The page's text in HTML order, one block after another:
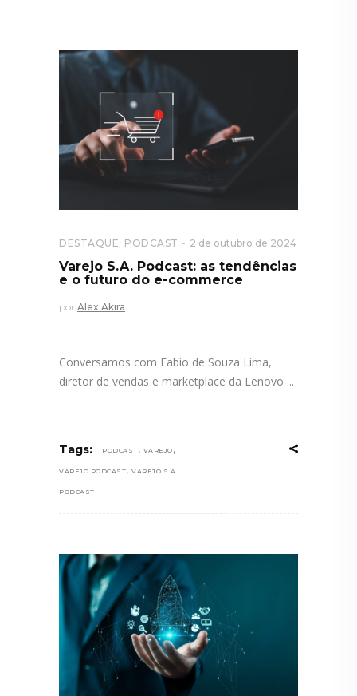
DESTAQUE PODCAST 2 de outubro de 2024
Varejo S.A. Podcast: as tendências
e o futuro do e-commerce
por Alex Akira
Conversamos com Fabio de Souza Lima,
diretor de vendas e marketplace da Lenovo
Tags: PODCAST , VAREJO ,
VAREJO PODCAST, VAREJO S.A.
PODCAST